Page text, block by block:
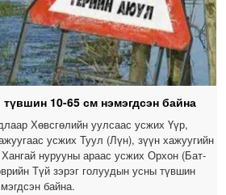
10-65 см нэмэгдсэн байна
Хөвсгөлийн уулсаас усжих Үүр,
усжих Туул (Лүн), зүүн хажуугийн
нурууны араас усжих Орхон (Бат-
Түй зэрэг голуудын усны түвшин
байна.